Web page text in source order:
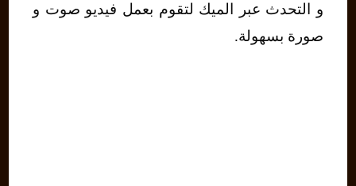
و التحدث عبر الميك لتقوم بعمل فيديو صوت و
صورة بسهولة.